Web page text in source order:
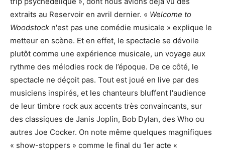
extraits au Reservoir en avril dernier. « Welcome to
Woodstock n'est pas une comédie musicale » explique le
metteur en scène. Et en effet, le spectacle se dévoile
plutôt comme une expérience musicale, un voyage aux
rythme des mélodies rock de l’époque. De ce côté, le
spectacle ne déçoit pas. Tout est joué en live par des
musiciens inspirés, et les chanteurs bluffent l'audience
de leur timbre rock aux accents très convaincants, sur
des classiques de Janis Joplin, Bob Dylan, des Who ou
autres Joe Cocker. On note même quelques magnifiques
« show-stoppers » comme le final du 1er acte «